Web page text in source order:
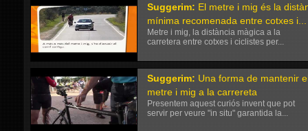
Suggerim: El metre i mig és la
mínima recomenada entre cotxes i...
Metre i mig, la distància màgica a la
carretera entre cotxes i ciclistes per...
Suggerim: Una forma de mantenir
metre i mig a la carrereta
Presentem aquest curiós invent que pot
servir per veure "in situ" garantida la...